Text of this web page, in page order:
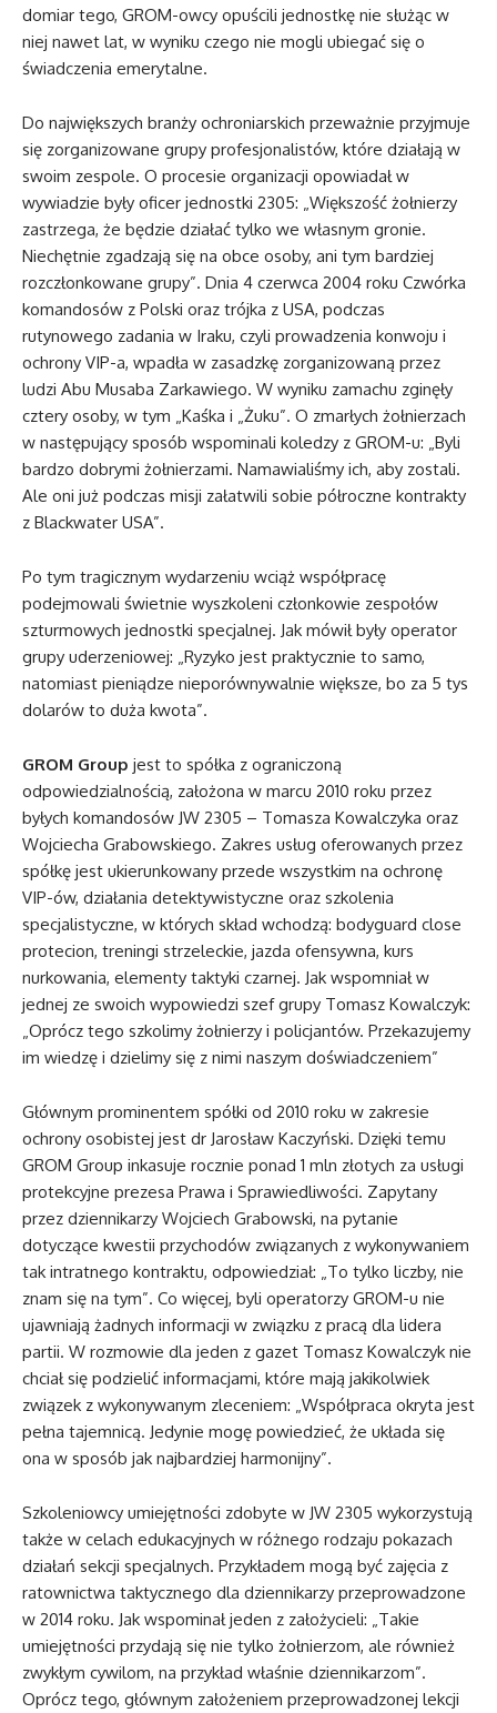
domiar tego, GROM-owcy opuścili jednostkę nie służąc w
niej nawet lat, w wyniku czego nie mogli ubiegać się o
świadczenia emerytalne.
Do największych branży ochroniarskich przeważnie przyjmuje
się zorganizowane grupy profesjonalistów, które działają w
swoim zespole. O procesie organizacji opowiadał w
wywiadzie były oficer jednostki 2305: „Większość żołnierzy
zastrzega, że będzie działać tylko we własnym gronie.
Niechętnie zgadzają się na obce osoby, ani tym bardziej
rozczłonkowane grupy”. Dnia 4 czerwca 2004 roku Czwórka
komandosów z Polski oraz trójka z USA, podczas
rutynowego zadania w Iraku, czyli prowadzenia konwoju i
ochrony VIP-a, wpadła w zasadzkę zorganizowaną przez
ludzi Abu Musaba Zarkawiego. W wyniku zamachu zginęły
cztery osoby, w tym „Kaśka i „Żuku”. O zmarłych żołnierzach
w następujący sposób wspominali koledzy z GROM-u: „Byli
bardzo dobrymi żołnierzami. Namawialiśmy ich, aby zostali.
Ale oni już podczas misji załatwili sobie półroczne kontrakty
z Blackwater USA”.
Po tym tragicznym wydarzeniu wciąż współpracę
podejmowali świetnie wyszkoleni członkowie zespołów
szturmowych jednostki specjalnej. Jak mówił były operator
grupy uderzeniowej: „Ryzyko jest praktycznie to samo,
natomiast pieniądze nieporównywalnie większe, bo za 5 tys
dolarów to duża kwota”.
GROM Group jest to spółka z ograniczoną
odpowiedzialnością, założona w marcu 2010 roku przez
byłych komandosów JW 2305 – Tomasza Kowalczyka oraz
Wojciecha Grabowskiego. Zakres usług oferowanych przez
spółkę jest ukierunkowany przede wszystkim na ochronę
VIP-ów, działania detektywistyczne oraz szkolenia
specjalistyczne, w których skład wchodzą: bodyguard close
protecion, treningi strzeleckie, jazda ofensywna, kurs
nurkowania, elementy taktyki czarnej. Jak wspomniał w
jednej ze swoich wypowiedzi szef grupy Tomasz Kowalczyk:
„Oprócz tego szkolimy żołnierzy i policjantów. Przekazujemy
im wiedzę i dzielimy się z nimi naszym doświadczeniem”
Głównym prominentem spółki od 2010 roku w zakresie
ochrony osobistej jest dr Jarosław Kaczyński. Dzięki temu
GROM Group inkasuje rocznie ponad 1 mln złotych za usługi
protekcyjne prezesa Prawa i Sprawiedliwości. Zapytany
przez dziennikarzy Wojciech Grabowski, na pytanie
dotyczące kwestii przychodów związanych z wykonywaniem
tak intratnego kontraktu, odpowiedział: „To tylko liczby, nie
znam się na tym”. Co więcej, byli operatorzy GROM-u nie
ujawniają żadnych informacji w związku z pracą dla lidera
partii. W rozmowie dla jeden z gazet Tomasz Kowalczyk nie
chciał się podzielić informacjami, które mają jakikolwiek
związek z wykonywanym zleceniem: „Współpraca okryta jest
pełna tajemnicą. Jedynie mogę powiedzieć, że układa się
ona w sposób jak najbardziej harmonijny”.
Szkoleniowcy umiejętności zdobyte w JW 2305 wykorzystują
także w celach edukacyjnych w różnego rodzaju pokazach
działań sekcji specjalnych. Przykładem mogą być zajęcia z
ratownictwa taktycznego dla dziennikarzy przeprowadzone
w 2014 roku. Jak wspominał jeden z założycieli: „Takie
umiejętności przydają się nie tylko żołnierzom, ale również
zwykłym cywilom, na przykład właśnie dziennikarzom”.
Oprócz tego, głównym założeniem przeprowadzonej lekcji